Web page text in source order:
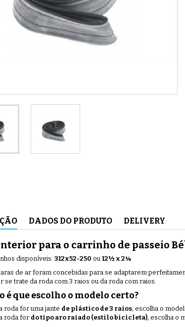
DADOS DO PRODUTO DELIVERY
para o carrinho de passeio
disponíveis: 312x52-250 ou 12½ x 2¼
de ar foram concebidas para se adaptarem
se trate da roda com 3 raios ou da roda com raios.
é que escolho o modelo certo?
roda for uma jante de plástico de 3 raios, escolha o
roda for do tipo aro raiado (estilo bicicleta), escolha o